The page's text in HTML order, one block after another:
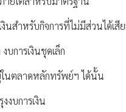
งินสำหรับกิจการที่ไม่มีส่วนได้เสี
บการเงินชุดเล็ก
ในตลาดหลักทรัพย์ฯ ได้นั้น
งบการเงิน